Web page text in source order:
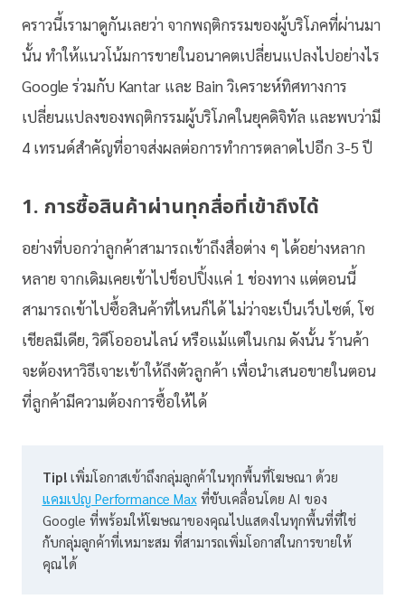
คราวนี้เรามาดูกันเลยว่า จากพฤติกรรมของผู้บริโภคที่ผ่านมา
นั้น ทำให้แนวโน้มการขายในอนาคตเปลี่ยนแปลงไปอย่างไร
Google ร่วมกับ Kantar และ Bain วิเคราะห์ทิศทางการ
เปลี่ยนแปลงของพฤติกรรมผู้บริโภคในยุคดิจิทัล และพบว่ามี
4 เทรนด์สำคัญที่อาจส่งผลต่อการทำการตลาดไปอีก 3-5 ปี
1. การซื้อสินค้าผ่านทุกสื่อที่เข้าถึงได้
อย่างที่บอกว่าลูกค้าสามารถเข้าถึงสื่อต่าง ๆ ได้อย่างหลาก
หลาย จากเดิมเคยเข้าไปช็อปปิ้งแค่ 1 ช่องทาง แต่ตอนนี้
สามารถเข้าไปซื้อสินค้าที่ไหนก็ได้ ไม่ว่าจะเป็นเว็บไซต์, โซ
เชียลมีเดีย, วิดีโอออนไลน์ หรือแม้แต่ในเกม ดังนั้น ร้านค้า
จะต้องหาวิธีเจาะเข้าให้ถึงตัวลูกค้า เพื่อนำเสนอขายในตอน
ที่ลูกค้ามีความต้องการซื้อให้ได้
Tip! เพิ่มโอกาสเข้าถึงกลุ่มลูกค้าในทุกพื้นที่โฆษณา ด้วย
แคมเปญ Performance Max ที่ขับเคลื่อนโดย AI ของ
Google ที่พร้อมให้โฆษณาของคุณไปแสดงในทุกพื้นที่ที่ใช่
กับกลุ่มลูกค้าที่เหมาะสม ที่สามารถเพิ่มโอกาสในการขายให้
คุณได้